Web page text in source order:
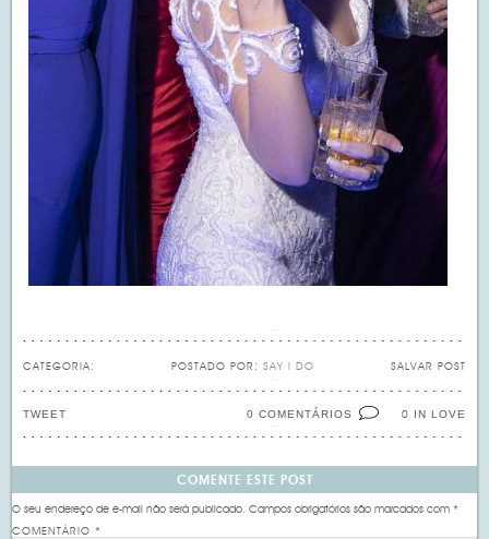
CATEGORIA: SALVAR POST
POSTADO POR: SAY I DO
0 IN LOVE
0 COMENTÁRIOS
TWEET
COMENTE ESTE POST
O seu endereço de e-mail não será publicado. Campos obrigatórios são marcados com*
COMENTÁRIO*